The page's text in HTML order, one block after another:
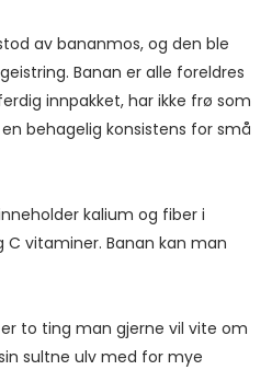
av bananmos, og den ble
Banan er alle foreldres
innpakket, har ikke frø som
behagelig konsistens for små
kalium og fiber i
vitaminer. Banan kan man
to ting man gjerne vil vite om
sultne ulv med for mye